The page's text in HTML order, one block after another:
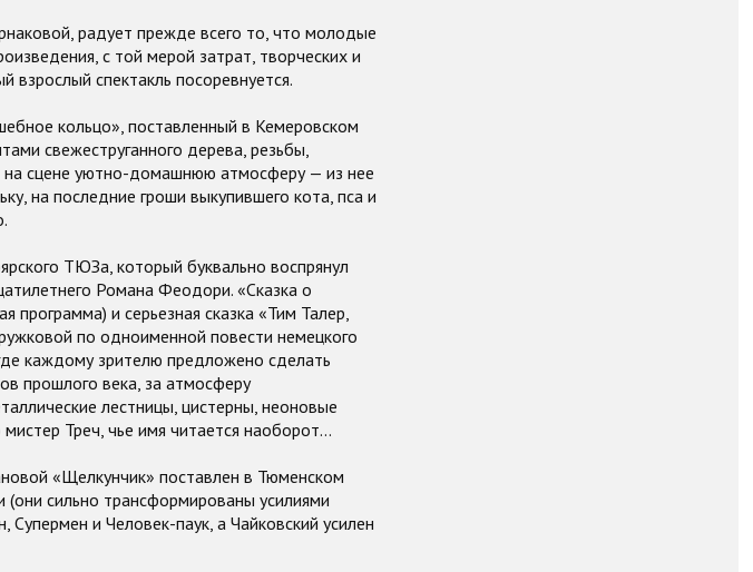
радует прежде всего то, что молодые
с той мерой затрат, творческих и
спектакль посоревнуется.
кольцо», поставленный в Кемеровском
свежеструганного дерева, резьбы,
сцене уютно-домашнюю атмосферу — из нее
на последние гроши выкупившего кота, пса и
ТЮЗа, который буквально воспрянул
Романа Феодори. «Сказка о
программа) и серьезная сказка «Тим Талер,
по одноименной повести немецкого
каждому зрителю предложено сделать
прошлого века, за атмосферу
лестницы, цистерны, неоновые
Треч, чье имя читается наоборот...
«Щелкунчик» поставлен в Тюменском
сильно трансформированы усилиями
и Человек-паук, а Чайковский усилен